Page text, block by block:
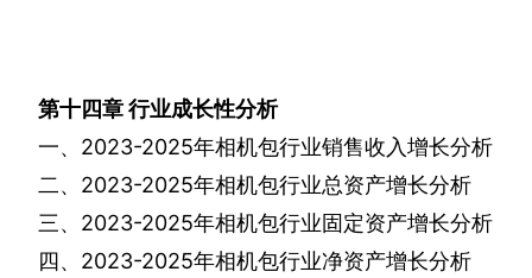
第十四章行业成长性分析
一、 2023-2025年相机包行业销售收入增长分析
二、 2023-2025年相机包行业总资产增长分析
三、 2023-2025年相机包行业固定资产增长分析
四、 2023-2025年相机包行业净资产增长分析